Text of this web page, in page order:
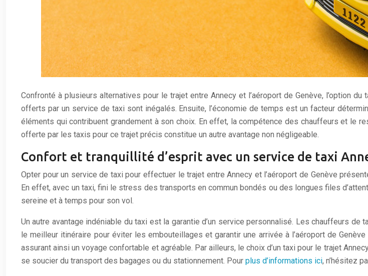
Confronté à plusieurs alternatives pour le trajet entre Annecy et l’aéroport de Genève, l’option
offerts par un service de taxi sont inégalés. Ensuite, l’économie de temps est un facteur
éléments qui contribuent grandement à son choix. En effet, la compétence des chauffeurs et le
offerte par les taxis pour ce trajet précis constitue un autre avantage non négligeable.
Confort et tranquillité d’esprit avec un service de taxi
Opter pour un service de taxi pour effectuer le trajet entre Annecy et l’aéroport de Genève
En effet, avec un taxi, fini le stress des transports en commun bondés ou des longues files
sereine et à temps pour son vol.
Un autre avantage indéniable du taxi est la garantie d’un service personnalisé. Les chauffeurs
le meilleur itinéraire pour éviter les embouteillages et garantir une arrivée à l’aéroport de
assurant ainsi un voyage confortable et agréable. Par ailleurs, le choix d’un taxi pour le trajet
se soucier du transport des bagages ou du stationnement. Pour plus d’informations ici, n’hésitez